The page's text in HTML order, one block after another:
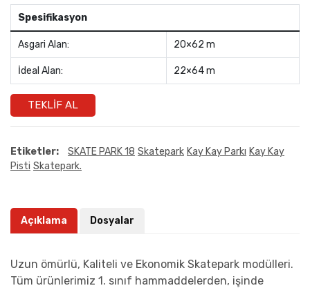
Spesifikasyon
Asgari Alan: 20×62 m
İdeal Alan: 22×64 m
TEKLIF AL
Etiketler: SKATE PARK 18 Skatepark Kay Kay Parkı Kay Kay
Pisti Skatepark.
Açıklama Dosyalar
Uzun ömürlü, Kaliteli ve Ekonomik Skatepark modülleri.
Tüm ürünlerimiz 1. sınıf hammaddelerden, işinde